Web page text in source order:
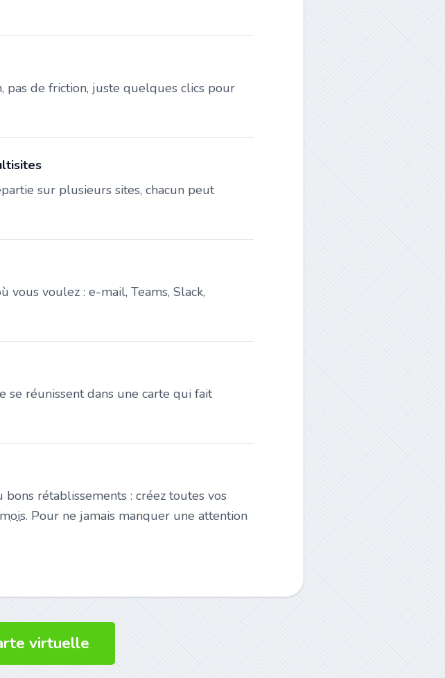
pas de friction, juste quelques clics pour
sur plusieurs sites, chacun peut
voulez : e-mail, Teams, Slack,
se réunissent dans une carte qui fait
bons rétablissements : créez toutes vos
. Pour ne jamais manquer une attention
virtuelle